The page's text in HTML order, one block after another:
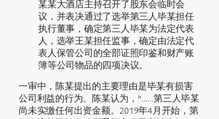
某某大酒店主持召开了股东会临时会
议，并表决通过了选举第三人毕某担任
执行董事，确定第三人毕某为法定代表
人，选举王某担任监事，确定由法定代
表人保管公司的全部证照印鉴和财产账
簿等公司物品的四项决议。
一审中，陈某提出的主要理由是毕某有损害
公司利益的行为、陈某认为，“……第三人毕某
尚未实缴任何出资金额。2019年4月开始，第